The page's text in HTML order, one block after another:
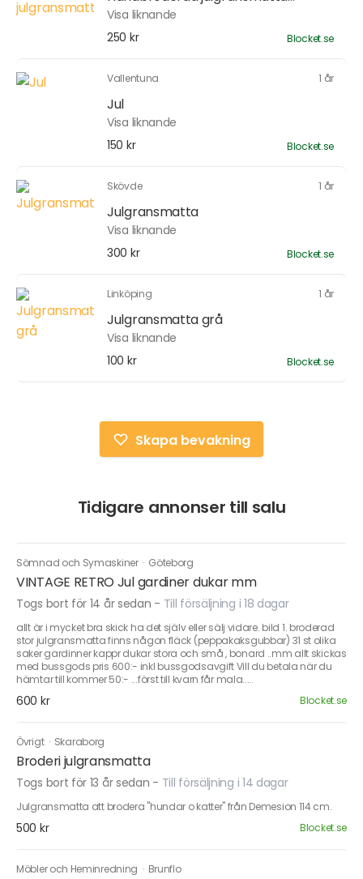
Visa liknande
250 kr
Blocket.se
Vallentuna 1 år
Jul
Visa liknande
150 kr
Blocket.se
Skövde 1 år
Julgransmatta
Visa liknande
300 kr
Blocket.se
Linköping 1 år
Julgransmatta grå
Visa liknande
100 kr
Blocket.se
Skapa bevakning
Tidigare annonser till salu
Sömnad och Symaskiner · Göteborg
VINTAGE RETRO Jul gardiner dukar mm
Togs bort för 14 år sedan - Till försäljning i 18 dagar
allt är i mycket bra skick ha det själv eller sälj vidare. bild 1. broderad
stor julgransmatta finns någon fläck (peppakaksgubbar) 31 st olika
saker gardinner kappr dukar stora och små , bonard ..mm allt skickas
med bussgods pris 600:- inkl bussgodsavgift Vill du betala när du
hämtar till kommer 50:- ...först till kvarn får mala.....
600 kr Blocket.se
Övrigt · Skaraborg
Broderi julgransmatta
Togs bort för 13 år sedan - Till försäljning i 14 dagar
Julgransmatta att brodera "hundar o katter" från Demesion 114 cm.
500 kr Blocket.se
Möbler och Heminredning · Brunflo